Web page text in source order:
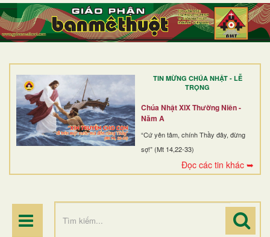
TIN MỪNG CHÚA NHẬT - LỄ
TRỌNG
Chúa Nhật XIX Thường Niên -
Năm A
“Cứ yên tâm, chính Thầy đây, đừng
sợ!” (Mt 14,22-33)
Đọc các tin khác ➥
TRANG NHẤT
GIỚI THIỆU
DÒNG TU
BAN MỤC VỤ
ĐOÀN THỂ CG
ĐIỂM HÀNH HƯƠNG